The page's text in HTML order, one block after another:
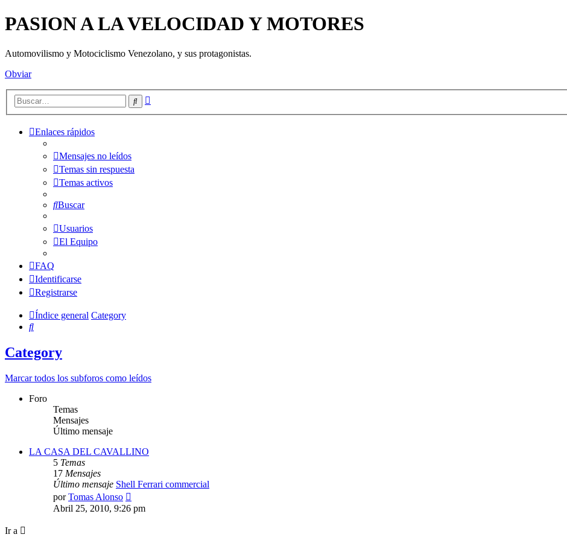
PASION A LA VELOCIDAD Y MOTORES
Automovilismo y Motociclismo Venezolano, y sus protagonistas.
Obviar
Buscar
Enlaces rápidos
Mensajes no leídos
Temas sin respuesta
Temas activos
Buscar
Usuarios
El Equipo
FAQ
Identificarse
Registrarse
Índice general Category
Buscar
Category
Marcar todos los subforos como leídos
Foro
Temas
Mensajes
Último mensaje
LA CASA DEL CAVALLINO
5 Temas
17 Mensajes
Último mensaje Shell Ferrari commercial
porTomas Alonso
último
mensaje
Abril 25, 2010, 9:26 pm
Ir a